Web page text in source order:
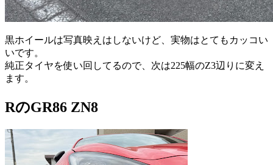
黒ホイールは写真映えはしないけど、実物はとてもカッコい
いです。
純正タイヤを使い回してるので、次は225幅のZ3辺りに変え
ます。
RのGR86 ZN8